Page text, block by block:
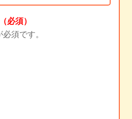
（必須）
須です。